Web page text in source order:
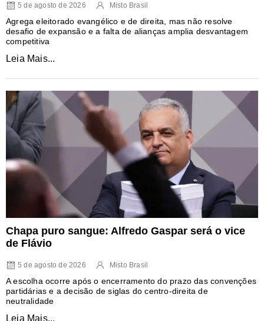
5 de agosto de 2026 Misto Brasil
Agrega eleitorado evangélico e de direita, mas não resolve
desafio de expansão e a falta de alianças amplia desvantagem
competitiva
Leia Mais...
Chapa puro sangue: Alfredo Gaspar será o vice
de Flávio
5 de agosto de 2026 Misto Brasil
A escolha ocorre após o encerramento do prazo das convenções
partidárias e a decisão de siglas do centro-direita de
neutralidade
Leia Mais...